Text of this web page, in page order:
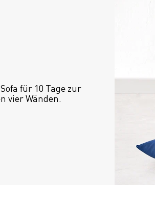
für 10 Tage zur
vier Wänden.